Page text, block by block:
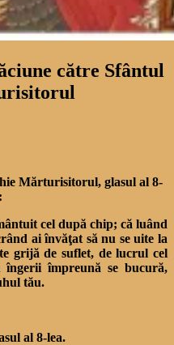
către Sfântul
Mărturisitorul, glasul al 8-
cel după chip; că luând
ai învăţat să nu se uite la
grijă de suflet, de lucrul cel
îngerii împreună se bucură,
tău.
al 8-lea.